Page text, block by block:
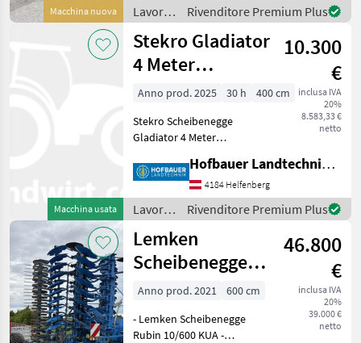
Macchina nuova
- Rullo ad
Lavorazione
terreno
/
Awemak
Rivenditore Premium Plus
Macchina usata
Stekro Gladiator
4 Meter
Hydraulisch
klappbar
10.300
€
inclusa IVA
20%
8.583,33 €
netto
Anno prod. 2025 30 h
400 cm
Stekro Scheibenegge
Gladiator 4 Meter
Beleuchtung , Stabwalze, ...
Neuwertig !!! Sofort
Verfügbar !!! Erpice a dischi,
Tipo di vomere: Disch
Hofbauer Landtechnik GmbH
4184 Helfenberg
Lavorazione
terreno
/ Stekro
Rivenditore Premium Plus
Lemken
Scheibenegge
Rubin 10/600
KUA
46.800
€
inclusa IVA
20%
39.000 €
netto
Anno prod. 2021
600 cm
- Lemken Scheibenegge
Rubin 10/600 KUA -